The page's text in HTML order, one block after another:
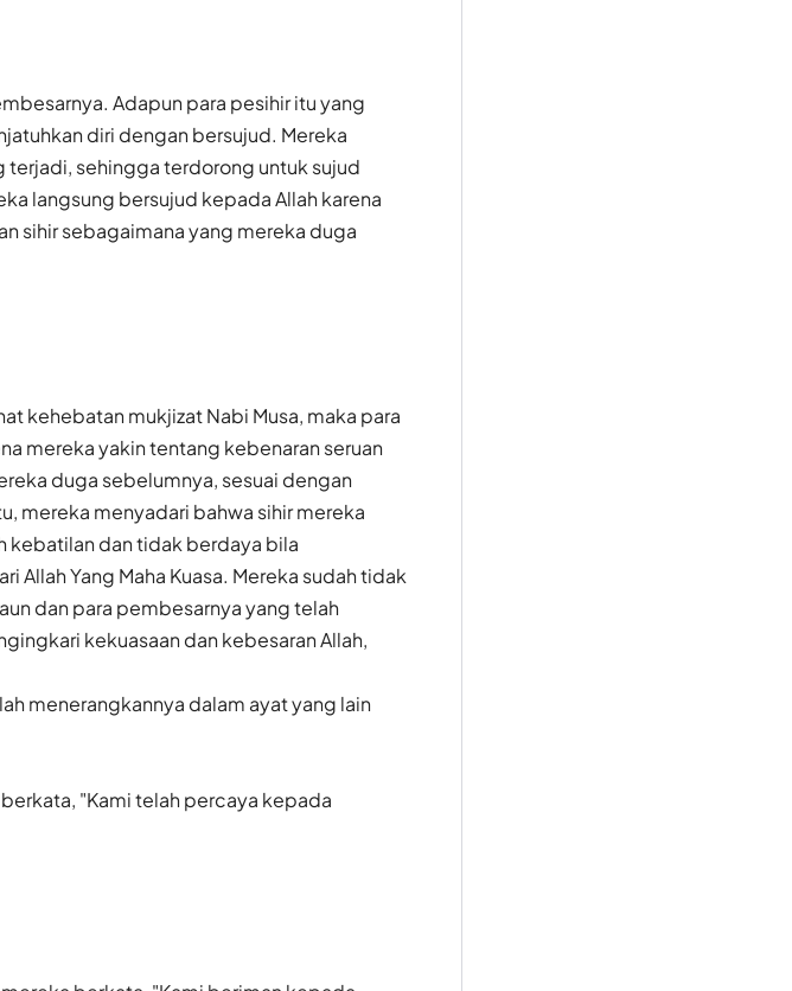
Adapun para pesihir itu yang
diri dengan bersujud. Mereka
sehingga terdorong untuk sujud
langsung bersujud kepada Allah karena
sihir sebagaimana yang mereka duga
kehebatan mukjizat Nabi Musa, maka para
mereka yakin tentang kebenaran seruan
duga sebelumnya, sesuai dengan
mereka menyadari bahwa sihir mereka
kebatilan dan tidak berdaya bila
Yang Maha Kuasa. Mereka sudah tidak
dan para pembesarnya yang telah
kekuasaan dan kebesaran Allah,
menerangkannya dalam ayat yang lain
"Kami telah percaya kepada